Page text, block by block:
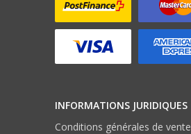
INFORMATIONS JURIDIQUES
Conditions générales de vente